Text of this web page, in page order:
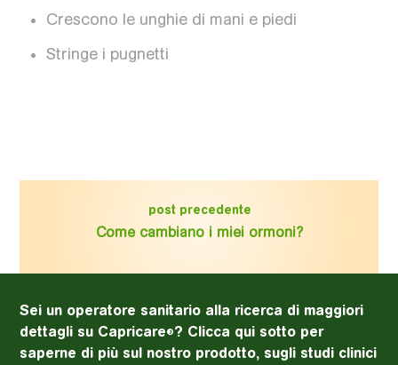
Crescono le unghie di mani e piedi
Stringe i pugnetti
post precedente
Come cambiano i miei ormoni?
Sei un operatore sanitario alla ricerca di maggiori
dettagli su Capricare®? Clicca qui sotto per
saperne di più sul nostro prodotto, sugli studi clinici